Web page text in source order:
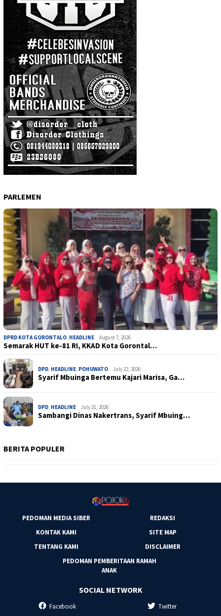
PARLEMEN
DPRD KOTA GORONTALO HEADLINE August 7, 2026
Semarak HUT ke-81 RI, KKAD Kota Gorontal…
DPD HEADLINE POHUWATO July 22, 2026
Syarif Mbuinga Bertemu Kajari Marisa, Ga…
DPD HEADLINE July 21, 2026
Sambangi Dinas Nakertrans, Syarif Mbuing…
BERITA POPULER
PEDOMAN MEDIA SIBER
REDAKSI
KONTAK KAMI
SITE MAP
TENTANG KAMI
DISCLAIMER
PEDOMAN PEMBERITAAN RAMAH
ANAK
SOCIAL NETWORK
Facebook Twitter